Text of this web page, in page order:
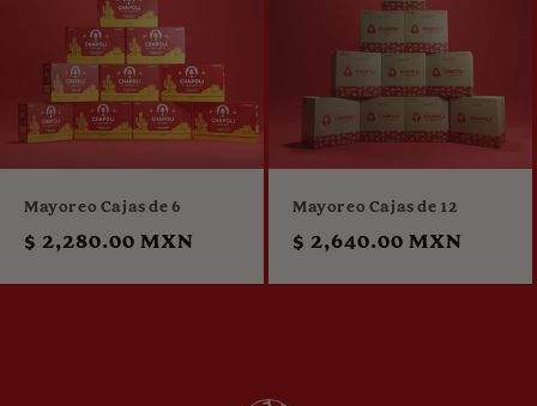
Mayoreo Cajas de 6
Precio
$ 2,280.00 MXN
Mayoreo Cajas de 12
Precio
$ 2,640.00 MXN